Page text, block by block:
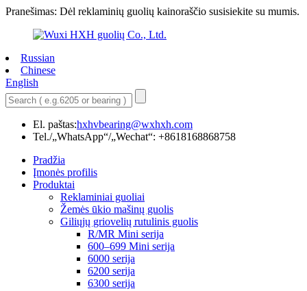
Pranešimas: Dėl reklaminių guolių kainoraščio susisiekite su mumis.
Russian
Chinese
English
El. paštas:hxhvbearing@wxhxh.com
Tel./„WhatsApp“/„Wechat“: +8618168868758
Pradžia
Įmonės profilis
Produktai
Reklaminiai guoliai
Žemės ūkio mašinų guolis
Giliųjų griovelių rutulinis guolis
R/MR Mini serija
600–699 Mini serija
6000 serija
6200 serija
6300 serija